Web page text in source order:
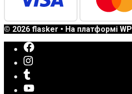
© 2026 flasker • На платформі